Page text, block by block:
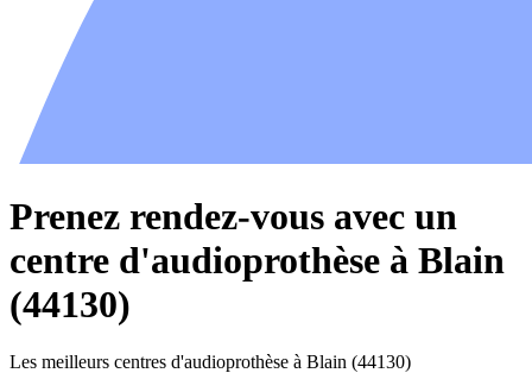
Prenez rendez-vous avec un
centre d'audioprothèse à Blain
(44130)
Les meilleurs centres d'audioprothèse à Blain (44130)